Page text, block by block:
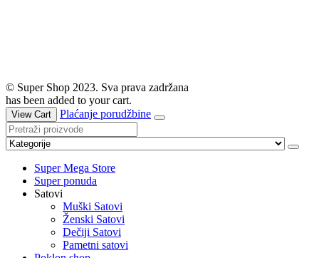
© Super Shop 2023. Sva prava zadržana
has been added to your cart.
View Cart Plaćanje porudžbine
Super Mega Store
Super ponuda
Satovi
Muški Satovi
Ženski Satovi
Dečiji Satovi
Pametni satovi